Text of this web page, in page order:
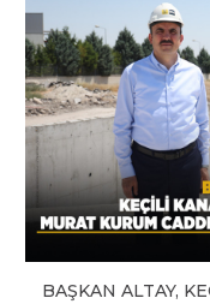
BAŞKAN ALTAY,